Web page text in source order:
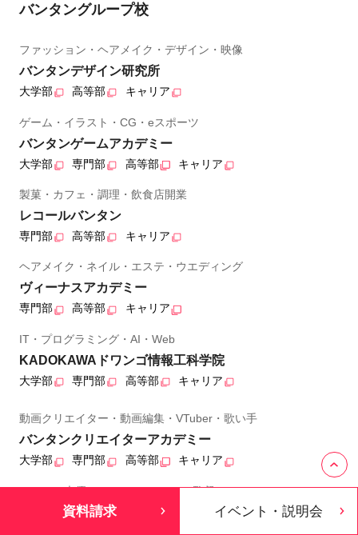
バンタングループ校
ファッション・ヘアメイク・デザイン・映像
バンタンデザイン研究所
大学部 高等部 キャリア
ゲーム・イラスト・CG・eスポーツ
バンタンゲームアカデミー
大学部 専門部 高等部 キャリア
製菓・カフェ・調理・飲食店開業
レコールバンタン
専門部 高等部 キャリア
ヘアメイク・ネイル・エステ・ウエディング
ヴィーナスアカデミー
専門部 高等部 キャリア
IT・プログラミング・AI・Web
KADOKAWAドワンゴ情報工科学院
大学部 専門部 高等部 キャリア
動画クリエイター・動画編集・VTuber・歌い手
バンタンクリエイターアカデミー
大学部 専門部 高等部 キャリア
アニメ・声優・アニメCG・アニメ監督
KADOKAWAアニメ・声優アカデミー
キャリア
資料請求 イベント・説明会